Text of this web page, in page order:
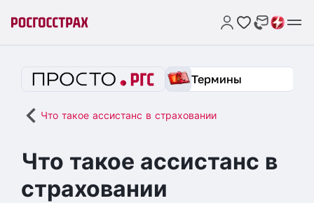
Термины
Что такое ассистанс в страховании
Что такое ассистанс в
страховании